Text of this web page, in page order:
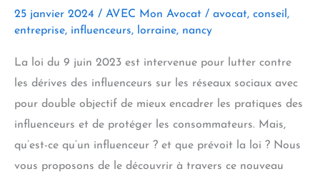
désormais
permis ?
25 janvier 2024 / AVEC Mon Avocat / avocat, conseil ,
entreprise, influenceurs, lorraine, nancy
La loi du 9 juin 2023 est intervenue pour lutter contre
les dérives des influenceurs sur les réseaux sociaux avec
pour double objectif de mieux encadrer les pratiques des
influenceurs et de protéger les consommateurs. Mais,
qu’est-ce qu’un influenceur ? et que prévoit la loi ? Nous
vous proposons de le découvrir à travers ce nouveau